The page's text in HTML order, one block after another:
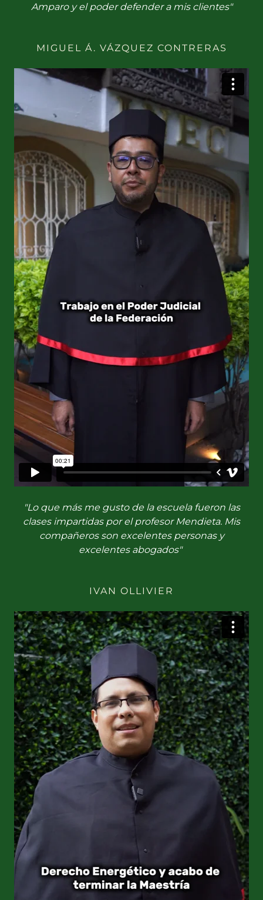
Amparo y el poder defender a mis clientes"
MIGUEL Á. VÁZQUEZ CONTRERAS
"Lo que más me gusto de la escuela fueron las
clases impartidas por el profesor Mendieta. Mis
compañeros son excelentes personas y
excelentes abogados"
IVAN OLLIVIER